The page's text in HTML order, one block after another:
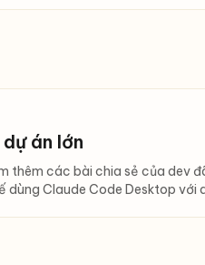
án lớn
thêm các bài chia sẻ của dev
Claude Code Desktop với